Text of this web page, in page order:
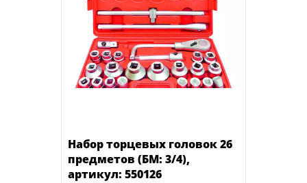
Набор торцевых головок 26
предметов (БМ: 3/4),
артикул: 550126